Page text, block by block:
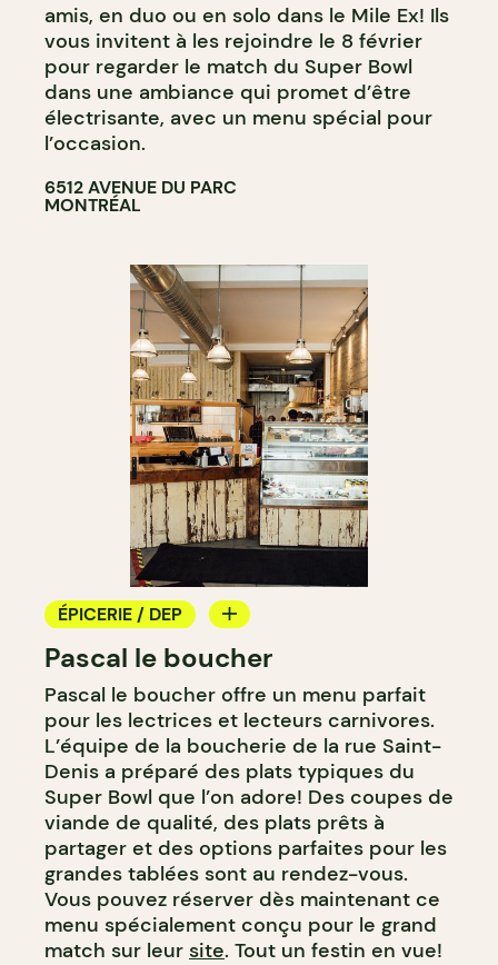
amis, en duo ou en solo dans le Mile Ex! Ils
vous invitent à les rejoindre le 8 février
pour regarder le match du Super Bowl
dans une ambiance qui promet d’être
électrisante, avec un menu spécial pour
l’occasion.
6512 AVENUE DU PARC
MONTRÉAL
ÉPICERIE / DEP
COMPTOIR
BOUCHERIE
CAVISTE
Pascal le boucher
Pascal le boucher offre un menu parfait
pour les lectrices et lecteurs carnivores.
L’équipe de la boucherie de la rue Saint-
Denis a préparé des plats typiques du
Super Bowl que l’on adore! Des coupes de
viande de qualité, des plats prêts à
partager et des options parfaites pour les
grandes tablées sont au rendez-vous.
Vous pouvez réserver dès maintenant ce
menu spécialement conçu pour le grand
match sur leur site. Tout un festin en vue!